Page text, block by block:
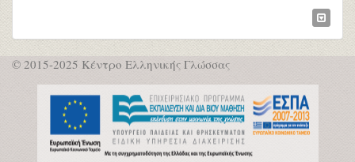
© 2015-2025 Κέντρο Ελληνικής Γλώσσας